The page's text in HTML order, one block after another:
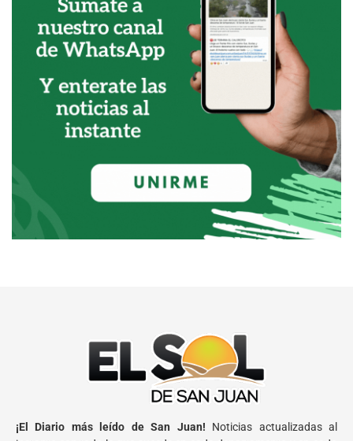
¡El Diario más leído de San Juan! Noticias actualizadas al